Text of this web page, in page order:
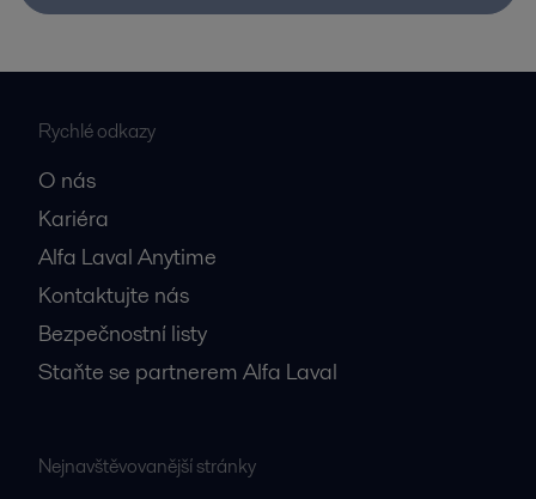
Rychlé odkazy
O nás
Kariéra
Alfa Laval Anytime
Kontaktujte nás
Bezpečnostní listy
Staňte se partnerem Alfa Laval
Nejnavštěvovanější stránky